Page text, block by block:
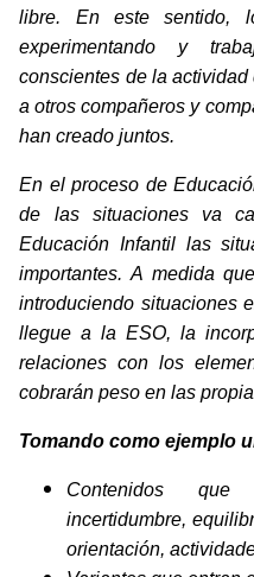
libre. En este sentido,
experimentando y
conscientes de la
a otros compañeros y
han creado juntos.
En el proceso de
de las situaciones va
Educación Infantil las
importantes. A medida
introduciendo situaciones
llegue a la ESO, la
relaciones con los
cobrarán peso en las
Tomando como ejemplo
Contenidos que
incertidumbre,
orientación,